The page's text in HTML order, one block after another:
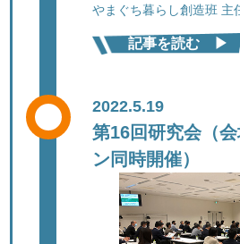
やまぐち暮らし創造班 主
記事を読む ▶︎
2022.5.19
第16回研究会（
ン同時開催）